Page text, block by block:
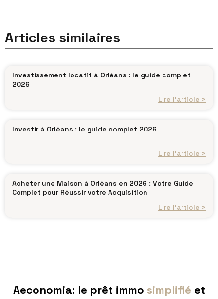
Articles similaires
Investissement locatif à Orléans : le guide complet
2026
Lire l’article >
Investir à Orléans : le guide complet 2026
Lire l’article >
Acheter une Maison à Orléans en 2026 : Votre Guide
Complet pour Réussir votre Acquisition
Lire l’article >
Aeconomia: le prêt immo simplifié et